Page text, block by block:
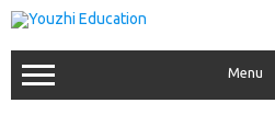
Skip
to
content
Menu